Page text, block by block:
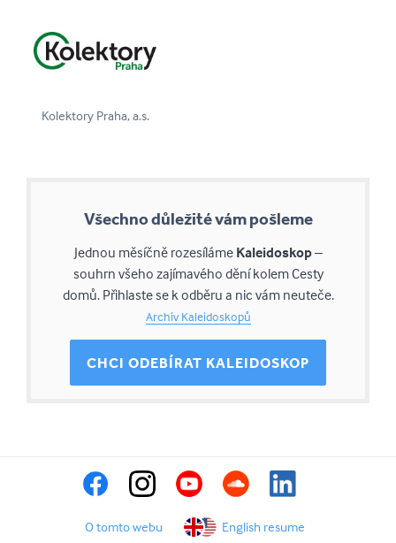
Kolektory Praha, a.s.
Všechno důležité vám pošleme
Jednou měsíčně rozesíláme Kaleidoskop–
souhrn všeho zajímavého dění kolem Cesty
domů. Přihlaste se k odběru a nic vám neuteče.
Archiv Kaleidoskopů
CHCI ODEBÍRAT KALEIDOSKOP
O tomto webu English resume